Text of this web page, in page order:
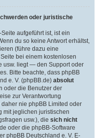
oder juristische
aufgeführt ist, ist ein
du so keine Antwort erhältst,
(führe dazu eine
bei einem kostenlosen
usw. liegt — den Support oder
Bitte beachte, dass phpBB
e. V. (phpBB.de) absolut
oder die Benutzer der
zur Verantwortung
nie phpBB Limited oder
mit jeglichen juristischen
usw.), die sich nicht
oder die phpBB-Software
phpBB Deutschland e. V. E-